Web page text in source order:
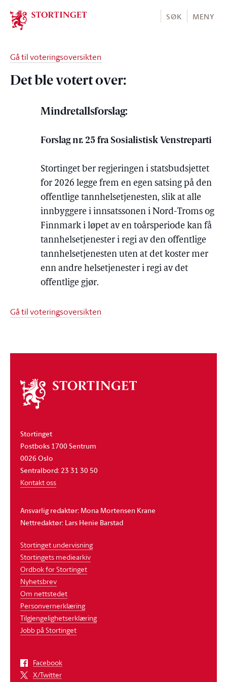
Stortinget.no
SØK MENY
Gå til voteringsoversikten
Det ble votert over:
Mindretallsforslag:
Forslag nr. 25 fra Sosialistisk Venstreparti
Stortinget ber regjeringen i statsbudsjettet
for 2026 legge frem en egen satsing på den
offentlige tannhelsetjenesten, slik at alle
innbyggere i innsatssonen i Nord-Troms og
Finnmark i løpet av en toårsperiode kan få
tannhelsetjenester i regi av den offentlige
tannhelsetjenesten uten at det koster mer
enn andre helsetjenester i regi av det
offentlige gjør.
Gå til voteringsoversikten
Om
stortinget
Stortinget
Postboks 1700 Sentrum
0026 Oslo
Sentralbord: 23 31 30 50
Kontakt oss
Ansvarlig redaktør: Mona Mortensen Krane
Nettredaktør: Lars Henie Barstad
Stortinget undervisning
Stortingets mediearkiv
Ordbok for Stortinget
Nyhetsbrev
Om nettstedet
Personvernerklæring
Tilgjengelighetserklæring
Jobb på Stortinget
Facebook
X/Twitter